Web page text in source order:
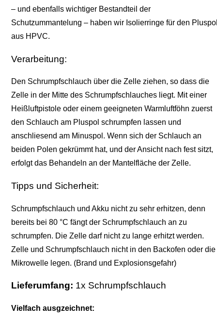
– und ebenfalls wichtiger Bestandteil der
Schutzummantelung – haben wir Isolierringe für den
aus HPVC.
Verarbeitung:
Den Schrumpfschlauch über die Zelle ziehen, so dass die
Zelle in der Mitte des Schrumpfschlauches liegt. Mit einer
Heißluftpistole oder einem geeigneten Warmluftföhn zuerst
den Schlauch am Pluspol schrumpfen lassen und
anschliesend am Minuspol. Wenn sich der Schlauch an
beiden Polen gekrümmt hat, und der Ansicht nach fest sitzt,
erfolgt das Behandeln an der Mantelfläche der Zelle.
Tipps und Sicherheit:
Schrumpfschlauch und Akku nicht zu sehr erhitzen, denn
bereits bei 80 °C fängt der Schrumpfschlauch an zu
schrumpfen. Die Zelle darf nicht zu lange erhitzt werden.
Zelle und Schrumpfschlauch nicht in den Backofen oder die
Mikrowelle legen. (Brand und Explosionsgefahr)
Lieferumfang: 1x Schrumpfschlauch
Vielfach ausgzeichnet: